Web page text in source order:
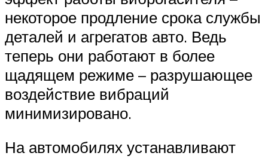
некоторое продление срока службы
деталей и агрегатов авто. Ведь
теперь они работают в более
щадящем режиме – разрушающее
воздействие вибраций
минимизировано.
На автомобилях устанавливают